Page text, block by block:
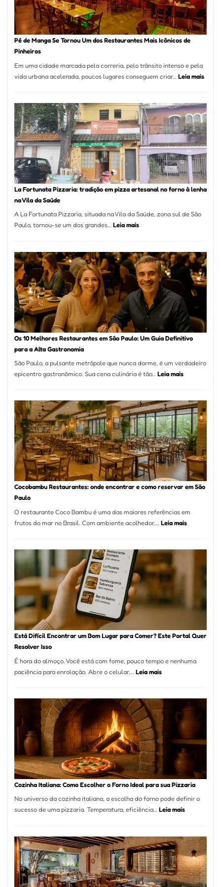
Pé de Manga Se Tornou Um dos Restaurantes Mais Icônicos de
Pinheiros
Em uma cidade marcada pela correria, pelo trânsito intenso e pela
vida urbana acelerada, poucos lugares conseguem criar… Leia mais:
Se
Um
dos
Mais
La Fortunata Pizzaria: tradição em pizza artesanal no forno à lenha
na Vila da Saúde
A La Fortunata Pizzaria, situada na Vila da Saúde, zona sul de São
Paulo, tornou-se um dos grandes…Leia mais:
Pizzaria:
tradição
em
pizza
artesanal
forno
à
Vila
da
Os 10 Melhores Restaurantes em São Paulo: Um Guia Definitivo
para a Alta Gastronomia
São Paulo, a pulsante metrópole que nunca dorme, é um verdadeiro
epicentro gastronômico. Sua cena culinária é tão…Leia mais:
Melhores
Restaurantes
em
São
Paulo:
Um
Guia
Definitivo
Alta
Gastronomia
Cocobambu Restaurantes: onde encontrar e como reservar em São
Paulo
O restaurante Coco Bambu é uma das maiores referências em
frutos do mar no Brasil. Com ambiente acolhedor,… Leia mais:
encontrar
reservar
Paulo
Está Difícil Encontrar um Bom Lugar para Comer? Este Portal Quer
Resolver Isso
É hora do almoço. Você está com fome, pouco tempo e nenhuma
paciência para enrolação. Abre o celular,… Leia mais:
Encontrar
um
Lugar
para
Comer?
Este
Portal
Resolver
Isso
Cozinha Italiana: Como Escolher o Forno Ideal para sua Pizzaria
No universo da cozinha italiana, a escolha do forno pode definir o
sucesso de uma pizzaria. Temperatura, eficiência…Leia mais:
Como
Escolher
o
Forno
Ideal